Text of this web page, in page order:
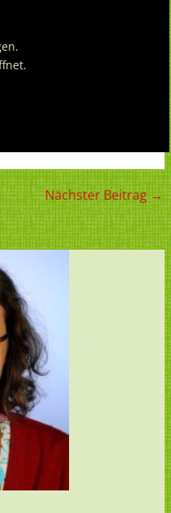
Nächster Beitrag→